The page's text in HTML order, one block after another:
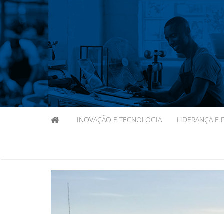
INOVAÇÃO E TECNOLOGIA LIDERANÇA E